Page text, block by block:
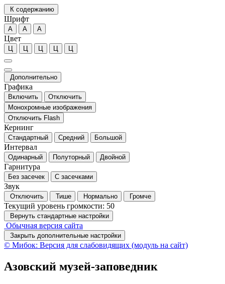
К содержанию
Шрифт
А А А
Цвет
Ц Ц Ц Ц Ц
Дополнительно
Графика
Включить
Отключить
Монохромные изображения
Отключить Flash
Кернинг
Стандартный Средний Большой
Интервал
Одинарный Полуторный Двойной
Гарнитура
Без засечек С засечками
Звук
Отключить Тише Нормально Громче
Текущий уровень громкости: 50
Вернуть стандартные настройки
Обычная версия сайта
Закрыть дополнительные настройки
© Мибок: Версия для слабовидящих (модуль на сайт)
Азовский музей-заповедник